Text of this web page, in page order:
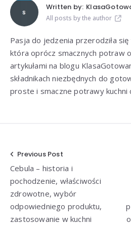
Written by:
All posts by the author
Pasja do jedzenia przerodziła
która oprócz smacznych potraw
artykułami na blogu
składnikach niezbędnych do
proste i smaczne potrawy kuchni
Nawigacja
wpisu
Previous Post
Cebula – historia i
pochodzenie, właściwości
zdrowotne, wybór
odpowiedniego produktu,
zastosowanie w kuchni